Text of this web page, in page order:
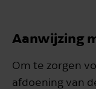
Aanwijzing
Om te zorgen
afdoening van